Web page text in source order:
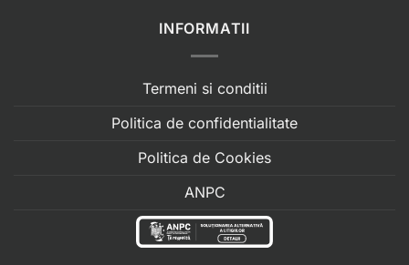
INFORMATII
Termeni si conditii
Politica de confidentialitate
Politica de Cookies
ANPC